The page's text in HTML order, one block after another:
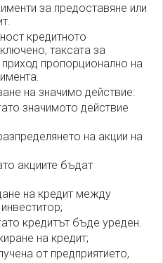
за предоставяне или
кредитното
таксата за
пропорционално на
на значимо действие:
значимото действие
на акции на
акциите бъдат
на кредит между
кредитът бъде уреден.
на кредит;
от предприятието,